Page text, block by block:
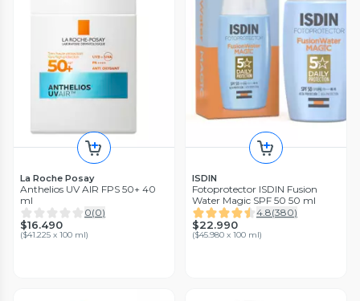
La Roche Posay
Anthelios UV AIR FPS 50+ 40
ml
0(0)
$16.490
($41.225 x 100 ml)
ISDIN
Fotoprotector ISDIN Fusion
Water Magic SPF 50 50 ml
4.8(380)
$22.990
($45.980 x 100 ml)